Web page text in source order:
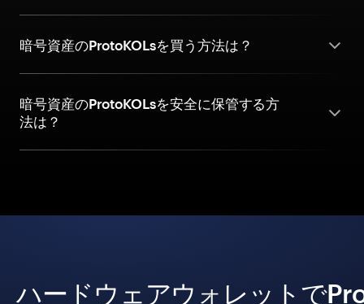
暗号資産のProtoKOLsを買う方法は？
暗号資産のProtoKOLsを安全に保管する方
法は？
ハードウェアウォレットで